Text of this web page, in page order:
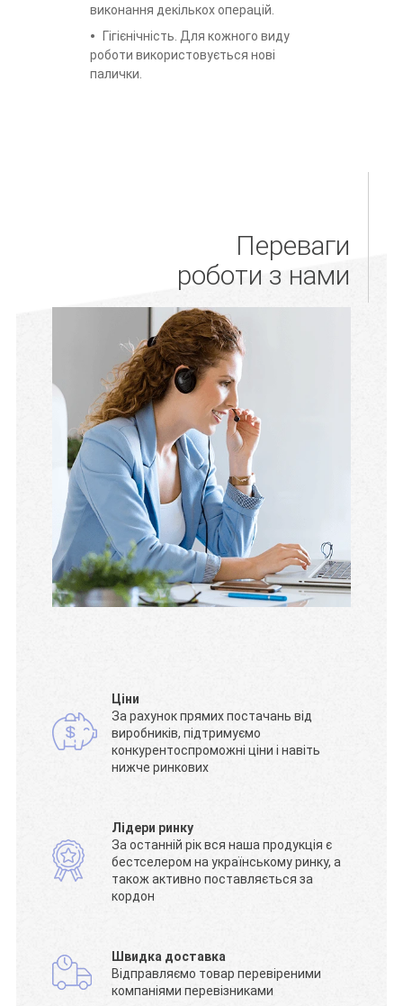
виконання декількох операцій.
Гігієнічність. Для кожного виду
роботи використовується нові
палички.
Переваги
роботи з нами
Ціни
За рахунок прямих постачань від
виробників, підтримуємо
конкурентоспроможні ціни і навіть
нижче ринкових
Лідери ринку
За останній рік вся наша продукція є
бестселером на українському ринку, а
також активно поставляється за
кордон
Швидка доставка
Відправляємо товар перевіреними
компаніями перевізниками